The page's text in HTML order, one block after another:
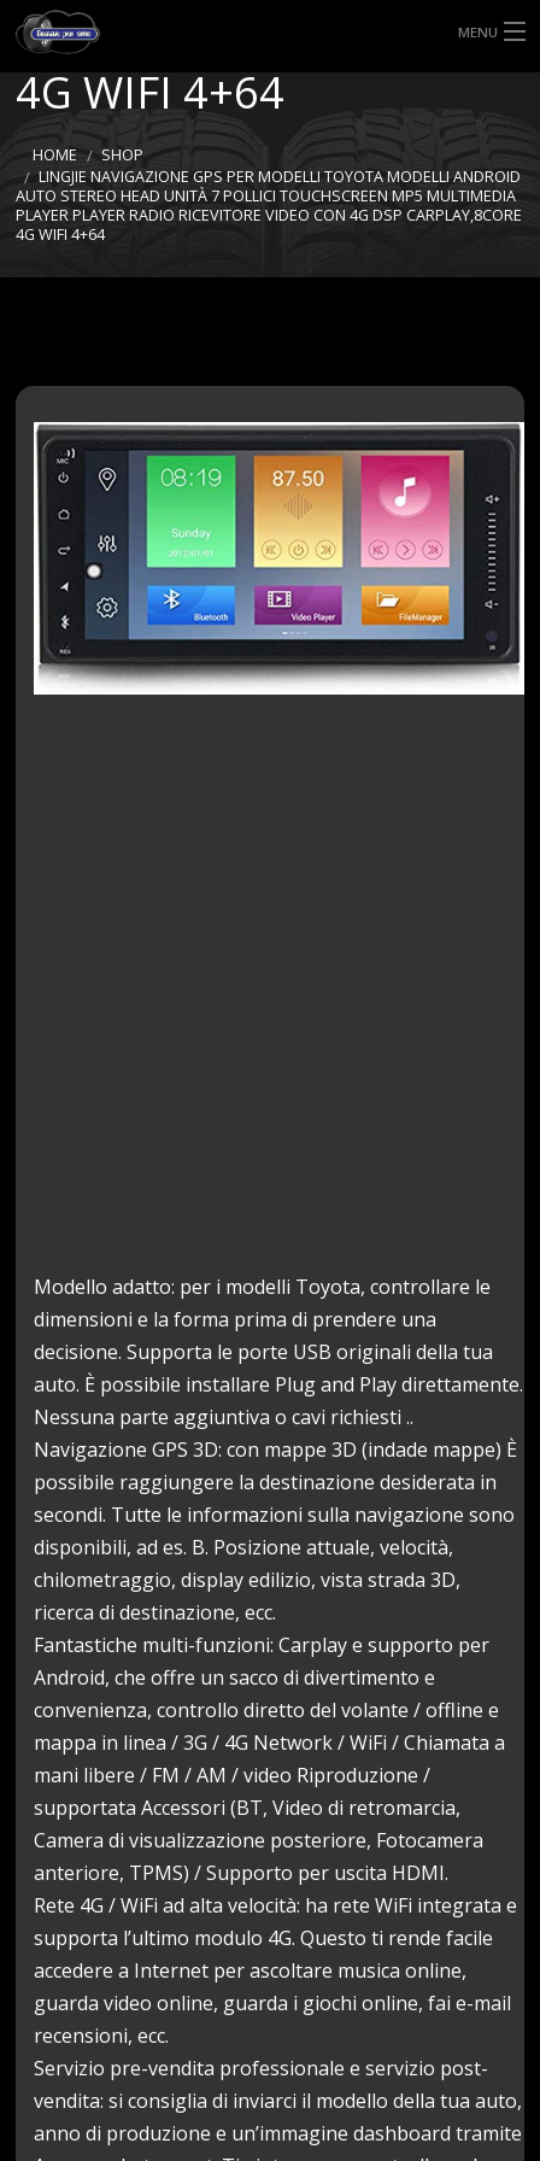
MENU
HOME
TIPI DI GOMME
MISURE GOMME
4G DSP CARPLAY,8CORE
4G WIFI 4+64
HOME
SHOP
LINGJIE NAVIGAZIONE GPS PER MODELLI TOYOTA MODELLI ANDROID
AUTO STEREO HEAD UNITÀ 7 POLLICI TOUCHSCREEN MP5 MULTIMEDIA
PLAYER PLAYER RADIO RICEVITORE VIDEO CON 4G DSP CARPLAY,8CORE
4G WIFI 4+64
Modello adatto: per i modelli Toyota, controllare le
dimensioni e la forma prima di prendere una
decisione. Supporta le porte USB originali della tua
auto. È possibile installare Plug and Play direttamente.
Nessuna parte aggiuntiva o cavi richiesti ..
Navigazione GPS 3D: con mappe 3D (indade mappe) È
possibile raggiungere la destinazione desiderata in
secondi. Tutte le informazioni sulla navigazione sono
disponibili, ad es. B. Posizione attuale, velocità,
chilometraggio, display edilizio, vista strada 3D,
ricerca di destinazione, ecc.
Fantastiche multi-funzioni: Carplay e supporto per
Android, che offre un sacco di divertimento e
convenienza, controllo diretto del volante / offline e
mappa in linea / 3G / 4G Network / WiFi / Chiamata a
mani libere / FM / AM / video Riproduzione /
supportata Accessori (BT, Video di retromarcia,
Camera di visualizzazione posteriore, Fotocamera
anteriore, TPMS) / Supporto per uscita HDMI.
Rete 4G / WiFi ad alta velocità: ha rete WiFi integrata e
supporta l’ultimo modulo 4G. Questo ti rende facile
accedere a Internet per ascoltare musica online,
guarda video online, guarda i giochi online, fai e-mail
recensioni, ecc.
Servizio pre-vendita professionale e servizio post-
vendita: si consiglia di inviarci il modello della tua auto,
anno di produzione e un’immagine dashboard tramite